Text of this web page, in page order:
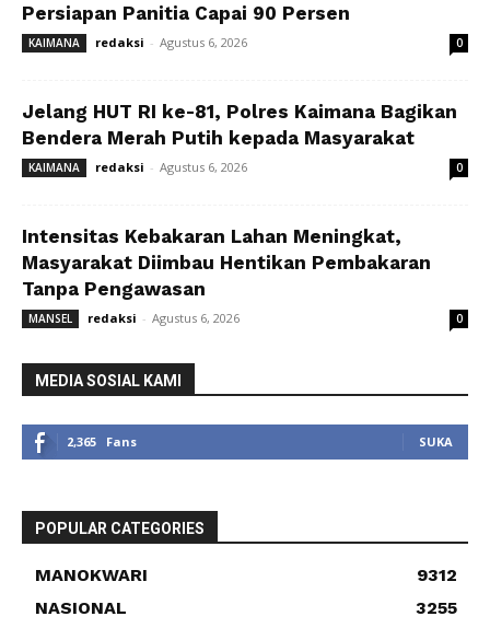
Persiapan Panitia Capai 90 Persen
KAIMANA redaksi - Agustus 6, 2026 0
Jelang HUT RI ke-81, Polres Kaimana Bagikan
Bendera Merah Putih kepada Masyarakat
KAIMANA redaksi - Agustus 6, 2026 0
Intensitas Kebakaran Lahan Meningkat,
Masyarakat Diimbau Hentikan Pembakaran
Tanpa Pengawasan
MANSEL redaksi - Agustus 6, 2026 0
MEDIA SOSIAL KAMI
2,365 Fans SUKA
POPULAR CATEGORIES
MANOKWARI
9312
NASIONAL
3255